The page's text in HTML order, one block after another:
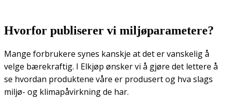
Hvorfor publiserer vi miljøparametere?
Mange forbrukere synes kanskje at det er vanskelig å
velge bærekraftig. I Elkjøp ønsker vi å gjøre det lettere å
se hvordan produktene våre er produsert og hva slags
miljø- og klimapåvirkning de har.